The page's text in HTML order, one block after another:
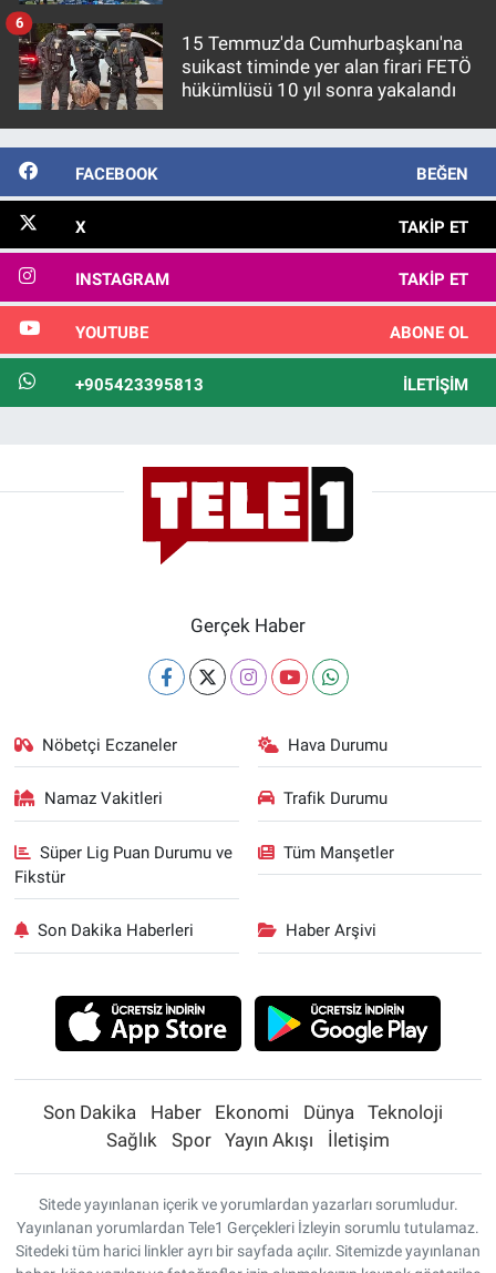
15 Temmuz'da Cumhurbaşkanı'na
suikast timinde yer alan firari FETÖ
hükümlüsü 10 yıl sonra yakalandı
6
FACEBOOK BEĞEN
X TAKIP ET
INSTAGRAM TAKIP ET
YOUTUBE ABONE OL
+905423395813 İLETIŞIM
Gerçek Haber
Nöbetçi Eczaneler Hava Durumu
Namaz Vakitleri Trafik Durumu
Süper Lig Puan Durumu ve
Fikstür
Tüm Manşetler
Son Dakika Haberleri Haber Arşivi
Son Dakika Haber Ekonomi Dünya
Teknoloji
Sağlık
Spor Yayın Akışı İletişim
Sitede yayınlanan içerik ve yorumlardan yazarları sorumludur.
Yayınlanan yorumlardan Tele1 Gerçekleri İzleyin sorumlu tutulamaz.
Sitedeki tüm harici linkler ayrı bir sayfada açılır. Sitemizde yayınlanan